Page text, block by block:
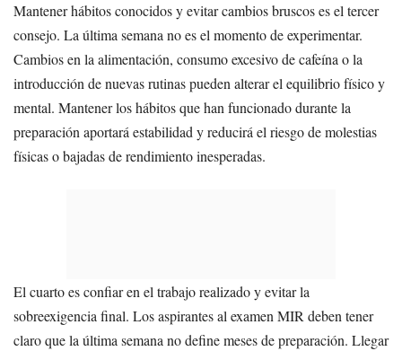
Mantener hábitos conocidos y evitar cambios bruscos es el tercer
consejo. La última semana no es el momento de experimentar.
Cambios en la alimentación, consumo excesivo de cafeína o la
introducción de nuevas rutinas pueden alterar el equilibrio físico y
mental. Mantener los hábitos que han funcionado durante la
preparación aportará estabilidad y reducirá el riesgo de molestias
físicas o bajadas de rendimiento inesperadas.
El cuarto es confiar en el trabajo realizado y evitar la
sobreexigencia final. Los aspirantes al examen MIR deben tener
claro que la última semana no define meses de preparación. Llegar